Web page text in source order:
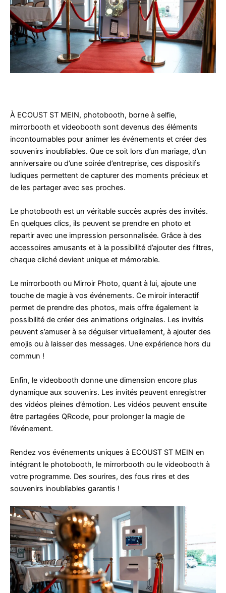
À ECOUST ST MEIN, photobooth, borne à selfie,
mirrorbooth et videobooth sont devenus des éléments
incontournables pour animer les événements et créer des
souvenirs inoubliables. Que ce soit lors d’un mariage, d’un
anniversaire ou d’une soirée d’entreprise, ces dispositifs
ludiques permettent de capturer des moments précieux et
de les partager avec ses proches.
Le photobooth est un véritable succès auprès des invités.
En quelques clics, ils peuvent se prendre en photo et
repartir avec une impression personnalisée. Grâce à des
accessoires amusants et à la possibilité d’ajouter des filtres,
chaque cliché devient unique et mémorable.
Le mirrorbooth ou Mirroir Photo, quant à lui, ajoute une
touche de magie à vos événements. Ce miroir interactif
permet de prendre des photos, mais offre également la
possibilité de créer des animations originales. Les invités
peuvent s’amuser à se déguiser virtuellement, à ajouter des
emojis ou à laisser des messages. Une expérience hors du
commun !
Enfin, le videobooth donne une dimension encore plus
dynamique aux souvenirs. Les invités peuvent enregistrer
des vidéos pleines d’émotion. Les vidéos peuvent ensuite
être partagées QRcode, pour prolonger la magie de
l’événement.
Rendez vos événements uniques à ECOUST ST MEIN en
intégrant le photobooth, le mirrorbooth ou le videobooth à
votre programme. Des sourires, des fous rires et des
souvenirs inoubliables garantis !